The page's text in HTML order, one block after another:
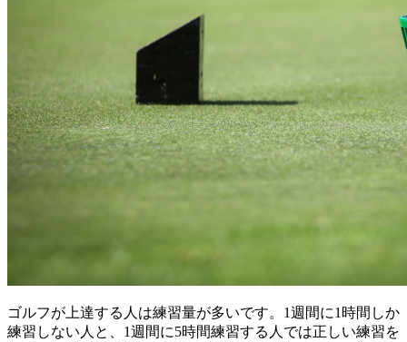
ゴルフが上達する人は練習量が多いです。1週間に1時間しか
練習しない人と、1週間に5時間練習する人では正しい練習を